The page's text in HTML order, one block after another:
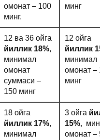
омонат – 100
минг.
минг
12 ва 36 ойга
йиллик 18%,
минимал
омонат
суммаси –
150 минг
12 ойга
йиллик 1
минимал
омонат –
минг
18 ойга
йиллик 17%,
минимал
3 ойга
15%,
омонат –